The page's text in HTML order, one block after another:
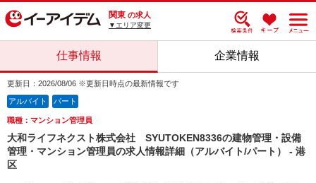
関東 の求人
▼エリア変更
仕事情報 企業情報
更新日：2026/08/06 ※更新日時点の最新情報です
アルバイト パート
職種：マンション管理員
大和ライフネクスト株式会社 SYUTOKEN8336の建物管理・設備
管理・マンション管理員の求人情報詳細（アルバイト/パート） - 港
区